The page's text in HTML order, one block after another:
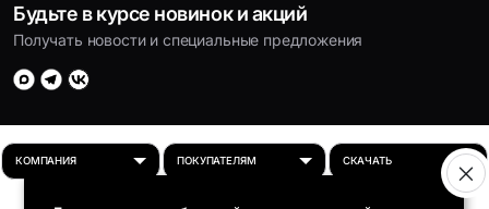
Будьте в курсе новинок и акций
Получать новости и специальные предложения